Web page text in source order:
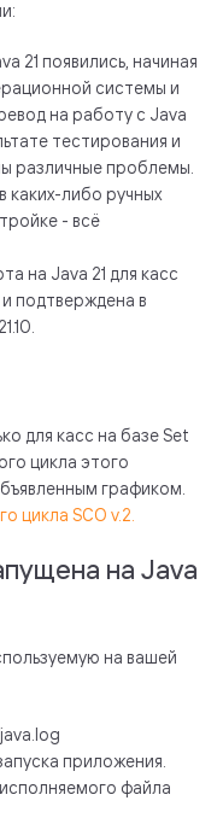
21 появились, начиная
системы и
на работу с Java
тестирования и
различные проблемы.
каких-либо ручных
- всё
на Java 21 для касс
и подтверждена в
для касс на базе Set
цикла этого
графиком.
цикла SCO v.2.
на Java
на вашей
приложения.
файла